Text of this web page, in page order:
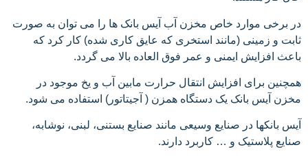
در برخی موارد خاص مخزن آب آیس بانک ها را می توان به صورت
ثابت و زمینی (مانند استخری که عایق کاری شده) کار کرد که
باعث افزایش ایمنی و عمر فوق العاده بالا می گردد.
همچنین برای افزایش انتقال حرارت مابین آب و یخ موجود در
مخزن آیس بانک یک دستگاه همزن ( آجیتاتور) استفاده می شود.
آیس بانکها در صنایع وسیعی مانند صنایع بستنی، لبنی، نوشابه،
صنایع پلاستیک و … کاربرد دارند.